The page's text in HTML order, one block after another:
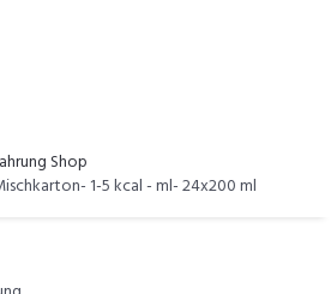
Shop
1-5 kcal - ml- 24x200 ml